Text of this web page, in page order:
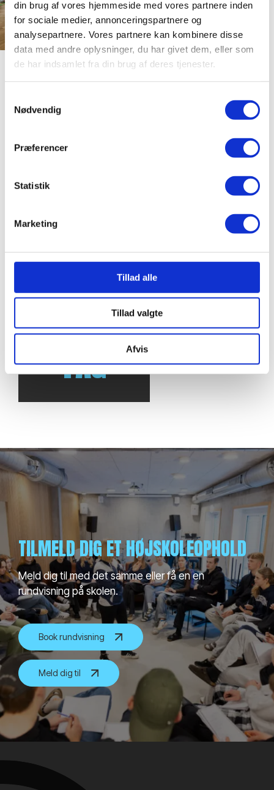
din brug af vores hjemmeside med vores partnere inden
for sociale medier, annonceringspartnere og
analysepartnere. Vores partnere kan kombinere disse
data med andre oplysninger, du har givet dem, eller som
de har indsamlet fra din brug af deres tjenester.
Nødvendig
Præferencer
Statistik
Marketing
Tillad alle
Tillad valgte
Afvis
UNDERVISERE
Ann-Britt Nordby
Højskolelærer
RELATEREDE FAG
SE
ALLE
FAG
Balanced body &
movement
TILMELD DIG ET HØJSKOLEOPHOLD
Meld dig til med det samme eller få en en
rundvisning på skolen.
Book rundvisning
Meld dig til